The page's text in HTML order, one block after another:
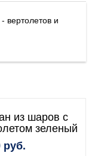
вертолетов и
из шаров с
зеленый
руб.